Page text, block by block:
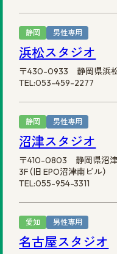
静岡 男性専用
浜松スタジオ
〒430-0933 静岡県浜
TEL:053-459-2277
静岡 男性専用
沼津スタジオ
〒410-0803 静岡県沼津
3F（旧 EPO沼津南ビル）
TEL:055-954-3311
愛知 男性専用
名古屋スタジオ